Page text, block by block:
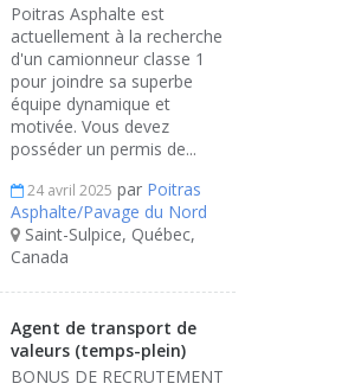
Poitras Asphalte est
actuellement à la recherche
d'un camionneur classe 1
pour joindre sa superbe
équipe dynamique et
motivée. Vous devez
posséder un permis de...
24 avril 2025 par Poitras
Asphalte/Pavage du Nord
Saint-Sulpice, Québec,
Canada
Agent de transport de
valeurs (temps-plein)
BONUS DE RECRUTEMENT